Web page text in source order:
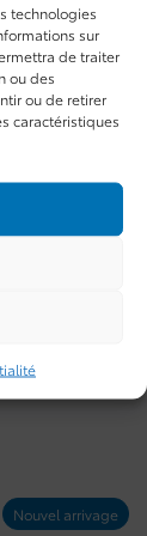
technologies
sur
de traiter
ou des
ou de retirer
caractéristiques
25 986$
27 074 km
Nouvel arrivage